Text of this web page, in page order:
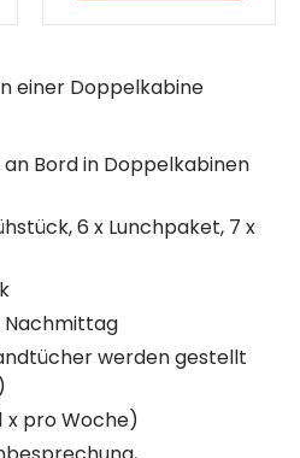
einer Doppelkabine
Bord in Doppelkabinen
6 x Lunchpaket, 7 x
Nachmittag
werden gestellt
x pro Woche)